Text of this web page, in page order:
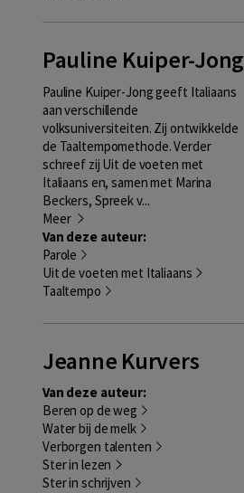
Pauline Kuiper-Jong
Pauline Kuiper-Jong geeft Italiaans
aan verschillende
volksuniversiteiten. Zij ontwikkelde
de Taaltempomethode. Verder
schreef zij Uit de voeten met
Italiaans en, samen met Marina
Beckers, Spreek v...
Meer
Van deze auteur:
Parole
Uit de voeten met Italiaans
Taaltempo
Jeanne Kurvers
Van deze auteur:
Beren op de weg
Water bij de melk
Verborgen talenten
Ster in lezen
Ster in schrijven